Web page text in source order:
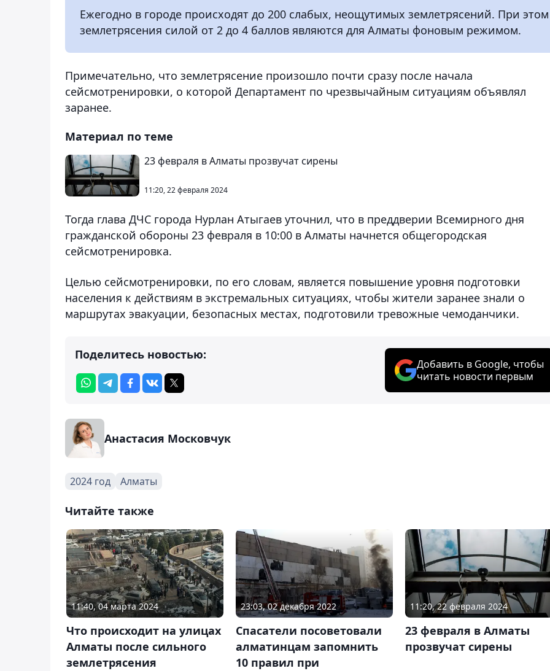
Ежегодно в городе происходят до 200 слабых, неощутимых землетрясений. При этом
землетрясения силой от 2 до 4 баллов являются для Алматы фоновым режимом.
Примечательно, что землетрясение произошло почти сразу после начала
сейсмотренировки, о которой Департамент по чрезвычайным ситуациям объявлял
заранее.
Материал по теме
23 февраля в Алматы прозвучат сирены
11:20, 22 февраля 2024
Тогда глава ДЧС города Нурлан Атыгаев уточнил, что в преддверии Всемирного дня
гражданской обороны 23 февраля в 10:00 в Алматы начнется общегородская
сейсмотренировка.
Целью сейсмотренировки, по его словам, является повышение уровня подготовки
населения к действиям в экстремальных ситуациях, чтобы жители заранее знали о
маршрутах эвакуации, безопасных местах, подготовили тревожные чемоданчики.
Поделитесь новостью:
Добавить в Google, чтобы
читать новости первым
Анастасия Московчук
2024 год Алматы
Читайте также
11:40, 04 марта 2024
Что происходит на улицах
Алматы после сильного
землетрясения
23:03, 02 декабря 2022
Спасатели посоветовали
алматинцам запомнить
10 правил при
11:20, 22 февраля 2024
23 февраля в Алматы
прозвучат сирены